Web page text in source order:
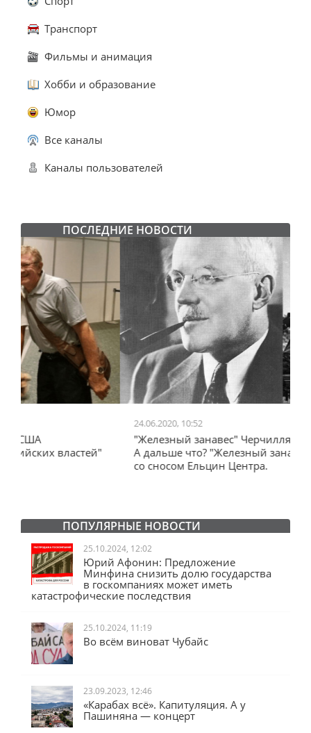
Транспорт
Фильмы и анимация
Хобби и образование
Юмор
Все каналы
Каналы пользователей
ПОСЛЕДНИЕ НОВОСТИ
"Железный занавес" Черчилля, план Даллеса.
А дальше что? "Железный занавес" от Запада
со сносом Ельцин Центра.
ПОПУЛЯРНЫЕ НОВОСТИ
25.10.2024, 12:02
Юрий Афонин: Предложение
Минфина снизить долю государства
в госкомпаниях может иметь
катастрофические последствия
25.10.2024, 11:19
Во всём виноват Чубайс
23.09.2023, 12:46
«Карабах всё». Капитуляция. А у
Пашиняна — концерт